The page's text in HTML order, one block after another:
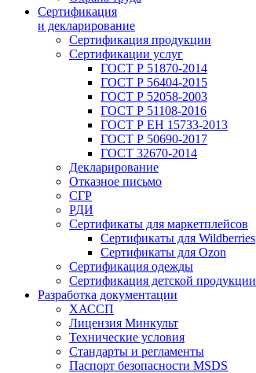
Сертификация
и декларирование
Сертификация продукции
Сертификации услуг
ГОСТ Р 51870-2014
ГОСТ Р 56404-2015
ГОСТ Р 52058-2003
ГОСТ Р 51108-2016
ГОСТ Р ЕН 15733-2013
ГОСТ Р 50690-2017
ГОСТ 32670-2014
Декларирование
Отказное письмо
СГР
РДИ
Сертификаты для маркетплейсов
Сертификаты для Wildberries
Сертификаты для Ozon
Сертификация одежды
Сертификация детской продукции
Разработка документации
ХАССП
Лицензия Минкульт
Технические условия
Стандарты и регламенты
Паспорт безопасности MSDS